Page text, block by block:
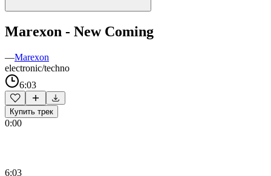
Marexon - New Coming
—Marexon
electronic/techno
6:03
Купить трек
0:00
6:03